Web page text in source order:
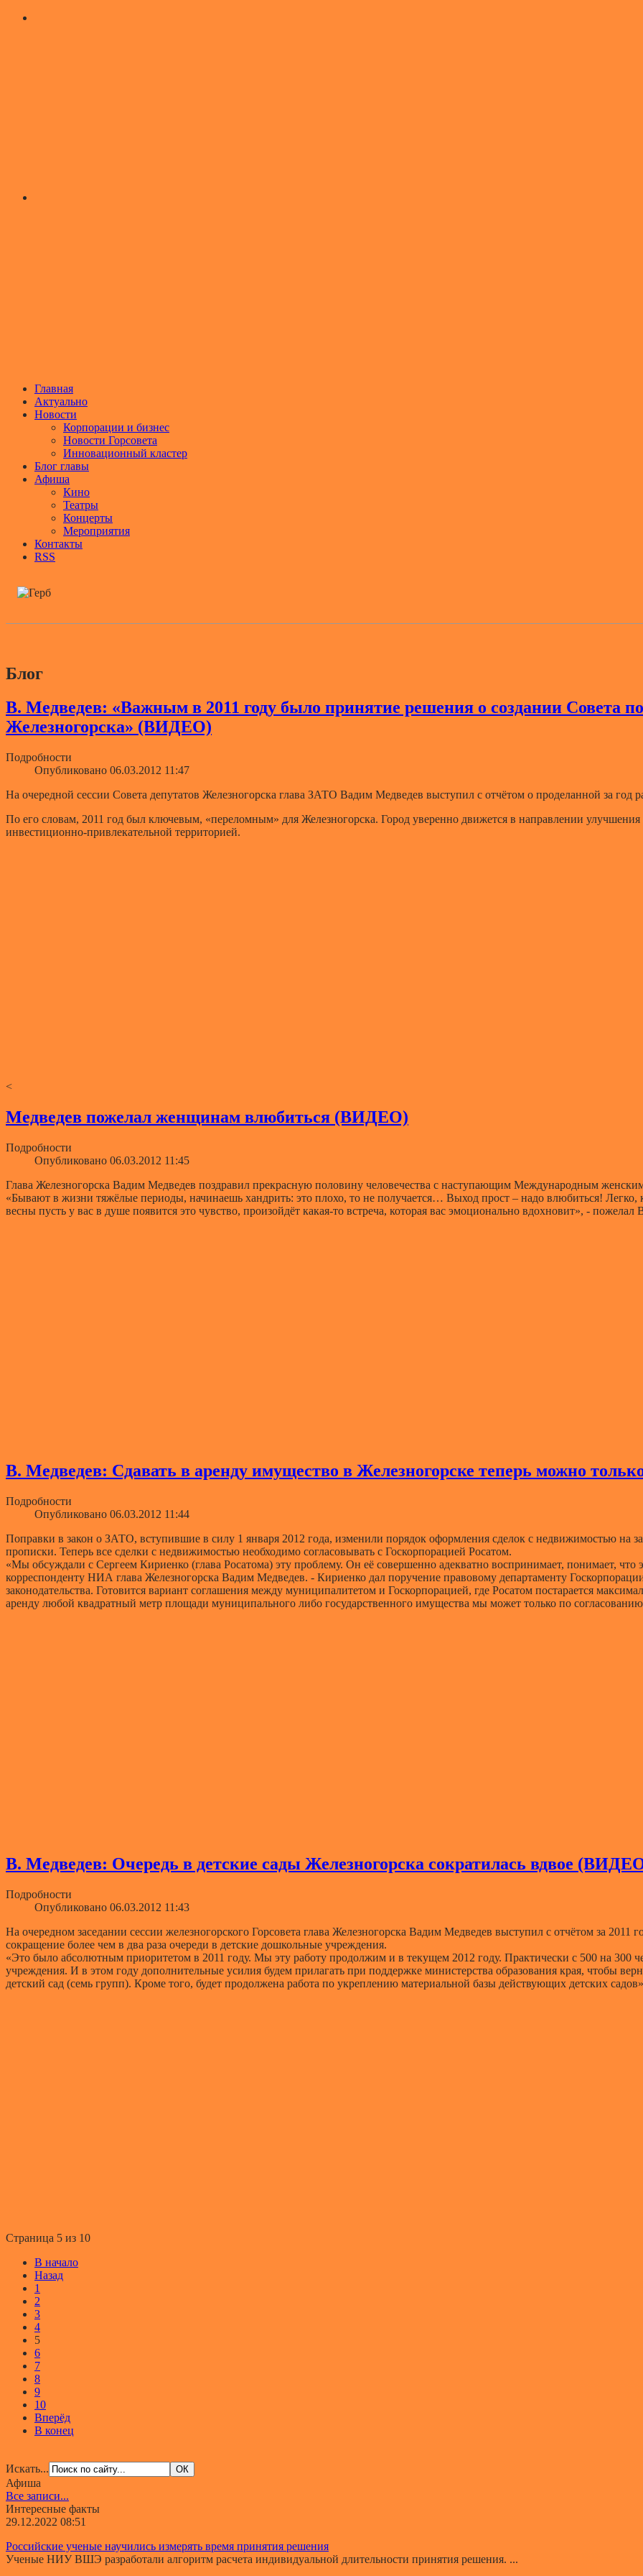
Главная
Актуально
Новости
Корпорации и бизнес
Новости Горсовета
Инновационный кластер
Блог главы
Афиша
Кино
Театры
Концерты
Мероприятия
Контакты
RSS
Блог
В. Медведев: «Важным в 2011 году было принятие решения о создании Совета
Железногорска» (ВИДЕО)
Подробности
Опубликовано 06.03.2012 11:47
На очередной сессии Совета депутатов Железногорска глава ЗАТО Вадим Медведев выступил с отчётом о проделанной за год
По его словам, 2011 год был ключевым, «переломным» для Железногорска. Город уверенно движется в направлении улучшения
инвестиционно-привлекательной территорией.
<
Медведев пожелал женщинам влюбиться (ВИДЕО)
Подробности
Опубликовано 06.03.2012 11:45
Глава Железногорска Вадим Медведев поздравил прекрасную половину человечества с наступающим Международным
«Бывают в жизни тяжёлые периоды, начинаешь хандрить: это плохо, то не получается… Выход прост – надо влюбиться! Легко,
весны пусть у вас в душе появится это чувство, произойдёт какая-то встреча, которая вас эмоционально вдохновит», -
В. Медведев: Сдавать в аренду имущество в Железногорске теперь можно
Подробности
Опубликовано 06.03.2012 11:44
Поправки в закон о ЗАТО, вступившие в силу 1 января 2012 года, изменили порядок оформления сделок с недвижимостью на
прописки. Теперь все сделки с недвижимостью необходимо согласовывать с Госкорпорацией Росатом.
«Мы обсуждали с Сергеем Кириенко (глава Росатома) эту проблему. Он её совершенно адекватно воспринимает, понимает, что
корреспонденту НИА глава Железногорска Вадим Медведев. - Кириенко дал поручение правовому департаменту
законодательства. Готовится вариант соглашения между муниципалитетом и Госкорпорацией, где Росатом постарается
аренду любой квадратный метр площади муниципального либо государственного имущества мы может только по
В. Медведев: Очередь в детские сады Железногорска сократилась вдвое
Подробности
Опубликовано 06.03.2012 11:43
На очередном заседании сессии железногорского Горсовета глава Железногорска Вадим Медведев выступил с отчётом за
сокращение более чем в два раза очереди в детские дошкольные учреждения.
«Это было абсолютным приоритетом в 2011 году. Мы эту работу продолжим и в текущем 2012 году. Практически с 500 на 300
учреждения. И в этом году дополнительные усилия будем прилагать при поддержке министерства образования края, чтобы
детский сад (семь групп). Кроме того, будет продолжена работа по укреплению материальной базы действующих детских
Страница 5 из 10
В начало
Назад
1
2
3
4
5
6
7
8
9
10
Вперёд
В конец
Искать...
Афиша
Все записи...
Интересные факты
29.12.2022 08:51
Российские ученые научились измерять время принятия решения
Ученые НИУ ВШЭ разработали алгоритм расчета индивидуальной длительности принятия решения. ...